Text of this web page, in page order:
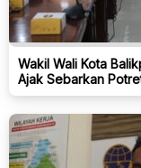
Wakil Wali Kota
Ajak Sebarkan